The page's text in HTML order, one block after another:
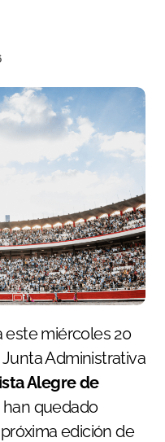
Administrativa
Alegre de
han quedado
edición de